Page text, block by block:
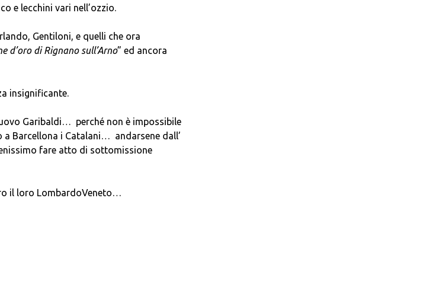
e lecchini vari nell’ozzio.
Gentiloni, e quelli che ora
d’oro di Rignano sull’Arno” ed ancora
insignificante.
Garibaldi… perché non è impossibile
Barcellona i Catalani… andarsene dall’
fare atto di sottomissione
il loro LombardoVeneto…